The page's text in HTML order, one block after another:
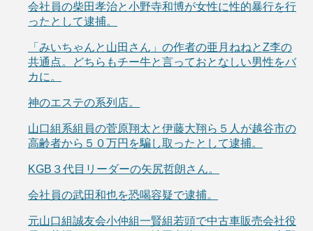
会社員の柴田孝治と小野寺和博が女性に性的暴行を行
ったとして逮捕。
「みいちゃんと山田さん」の作者の亜月ねねとZ李の
共通点。どちらもチー牛と言っておとなしい男性をバ
カに。
神のエステの系列店。
山口組系組員の菅原翔太と伊藤大翔ら５人が越谷市の
高齢者から５０万円を騙し取ったとして逮捕。
KGB３代目リーダーの矢尻哲朗さん。
会社員の武田和也を恐喝容疑で逮捕。
元山口組誠友会小仲組一賢組若頭で中古車販売会社役